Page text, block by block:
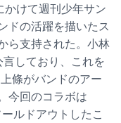
かけて週刊少年サン
ドの活躍を描いたス
ら支持された。小林
しており、これを
條がバンドのアー
今回のコラボは
ルドアウトしたこ